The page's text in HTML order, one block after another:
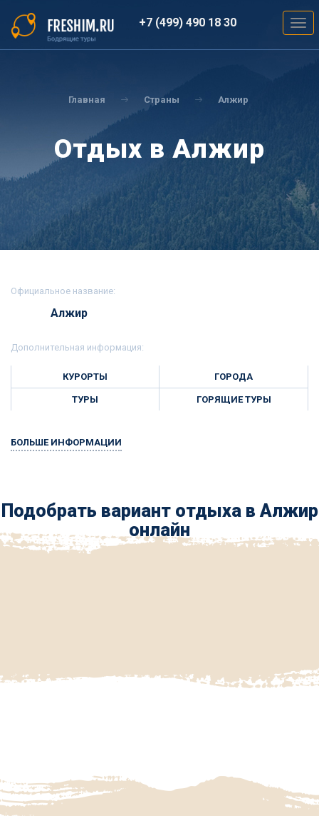
основному
содержанию
+7 (499) 490 18 30
Главная Страны Алжир
Отдых в Алжир
Официальное название:
Алжир
Дополнительная информация:
КУРОРТЫ ГОРОДА
ТУРЫ ГОРЯЩИЕ ТУРЫ
БОЛЬШЕ ИНФОРМАЦИИ
Подобрать вариант отдыха в Алжир
онлайн